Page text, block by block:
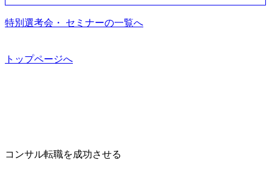
流改革/需給プロセス改革)【SSC SU】 ・SCM/ECMデータ・
プロセス分析・AI活用_Sustainable SCM Strategy Unit(Strategy
Consultant職)≪東京・大阪≫ ・コンサルタント(SCS SUオー
どはなく、個別選考のみの実施を予定しています ※1名あた
・10月17日(土)開催の選考会にて採用面接を実施する予定で
ラインまたはオフラインの実施 ※東京オフィスのみのご応
力)
間が伸びる可能性がございます。 勤務地問わず オンライン
書類選考を通過された方
すく魅力的な環境が整っているため、定着率が高いことか
ら「働きがいのある会社」に4年連続ベストカンパニーに選
導入支援までワンストップでサービスを提供する。「世界
一無二のコンサルティングファーム【株式会社ノースサン
ド 執行役員新山氏、庄司氏インタビュー】 (https://my-vision.
特別選考会・ セミナーの一覧へ
トップページへ
コンサル転職を成功させる